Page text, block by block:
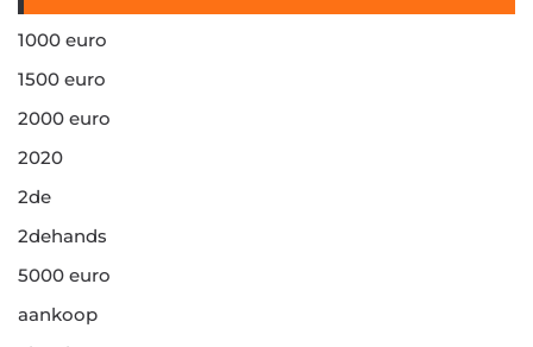
1000 euro
1500 euro
2000 euro
2020
2de
2dehands
5000 euro
aankoop